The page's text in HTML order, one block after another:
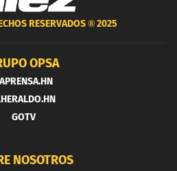
RESERVADOS ®2025
OPSA
GOTV
NOSOTROS